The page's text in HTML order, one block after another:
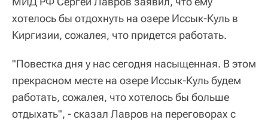
хотелось бы отдохнуть на озере Иссык-Куль в
Киргизии, сожалея, что придется работать.
"Повестка дня у нас сегодня насыщенная. В этом
прекрасном месте на озере Иссык-Куль будем
работать, сожалея, что хотелось бы больше
отдыхать", - сказал Лавров на переговорах с